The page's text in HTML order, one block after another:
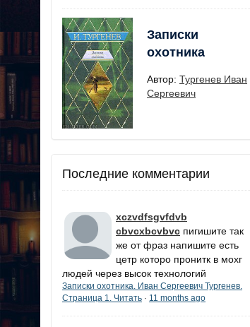
Записки
охотника
Автор: Тургенев Иван
Сергеевич
Последние комментарии
xczvdfsgvfdvb
cbvcxbcvbvc пигишите так
же от фраз напишите есть
цетр которо пронитк в мохг
людей через высок технологий
Записки охотника. Иван Сергеевич Тургенев.
Страница 1. Читать · 11 months ago